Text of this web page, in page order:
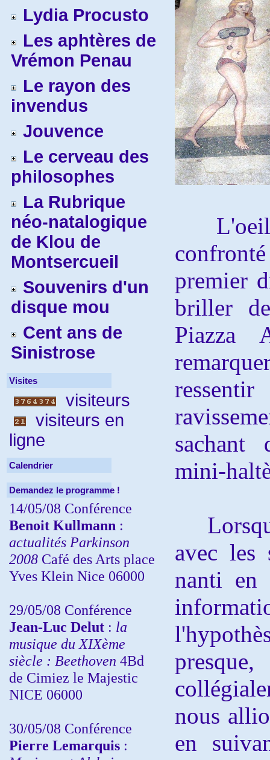
Lydia Procusto
Les aphtères de
Vrémon Penau
Le rayon des
invendus
Jouvence
Le cerveau des
philosophes
La Rubrique
néo-natalogique
de Klou de
Montsercueil
Souvenirs d'un
disque mou
Cent ans de
Sinistrose
Visites
visiteurs
visiteurs en
ligne
Calendrier
Demandez le programme !
14/05/08 Conférence
Benoit Kullmann :
actualités Parkinson
2008 Café des Arts place
Yves Klein Nice 06000
29/05/08 Conférence
Jean-Luc Delut : la
musique du XIXème
siècle : Beethoven 4Bd
de Cimiez le Majestic
NICE 06000
30/05/08 Conférence
Pierre Lemarquis :
L'oeil
premier
briller
Piazza
sachant
mini-
avec les
nanti en
nous
en